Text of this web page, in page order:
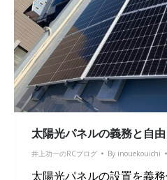
太陽光パネルの義務と自由
井上功一のRCブログ By inouekouichi
太陽光パネルの設置を義